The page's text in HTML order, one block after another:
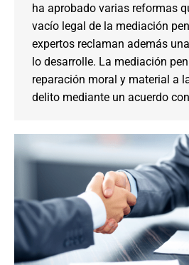
ha aprobado varias reformas
vacío legal de la mediación
expertos reclaman además
lo desarrolle. La mediación
reparación moral y material a
delito mediante un acuerdo